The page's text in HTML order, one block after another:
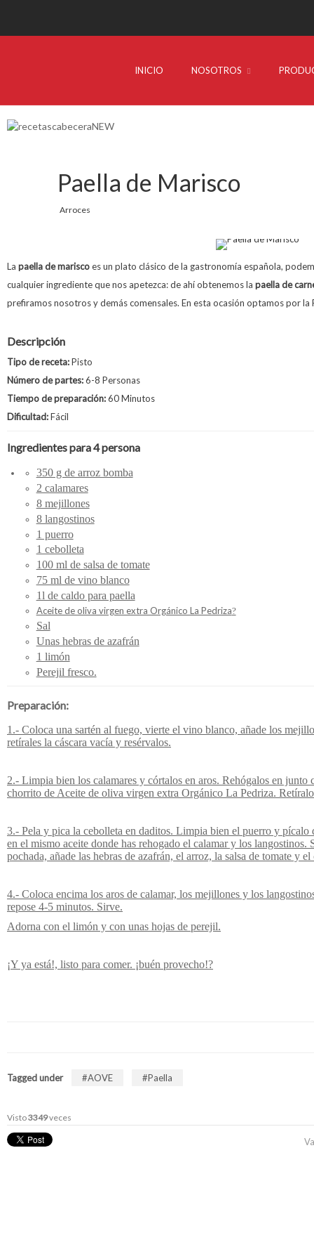
INICIO NOSOTROS
Paella de Marisco
Arroces
La paella de mariscoes un plato clásico de la gastronomía española,
cualquier ingrediente que nos apetezca: de ahí obtenemos la paella de
prefiramos nosotros y demás comensales. En esta ocasión optamos por la
Descripción
Tipo de receta:Pisto
Número de partes:6-8 Personas
Tiempo de preparación:60 Minutos
Dificultad:Fácil
Ingredientes para 4 persona
350 g de arroz bomba
2 calamares
8 mejillones
8 langostinos
1 puerro
1 cebolleta
100 ml de salsa de tomate
75 ml de vino blanco
1l de caldo para paella
Aceite de oliva virgen extra Orgánico La Pedriza?
Sal
Unas hebras de azafrán
1 limón
Perejil fresco.
Preparación:
1.- Coloca una sartén al fuego, vierte el vino blanco, añade los
retírales la cáscara vacía y resérvalos.
2.- Limpia bien los calamares y córtalos en aros. Rehógalos en junto
chorrito de Aceite de oliva virgen extra Orgánico La Pedriza.
3.- Pela y pica la cebolleta en daditos. Limpia bien el puerro y pícalo
en el mismo aceite donde has rehogado el calamar y los langostinos.
pochada, añade las hebras de azafrán, el arroz, la salsa de tomate y
4.- Coloca encima los aros de calamar, los mejillones y los
repose 4-5 minutos. Sirve.
Adorna con el limón y con unas hojas de perejil.
¡Y ya está!, listo para comer. ¡buén provecho!?
Tagged under AOVE Paella
Visto3349veces